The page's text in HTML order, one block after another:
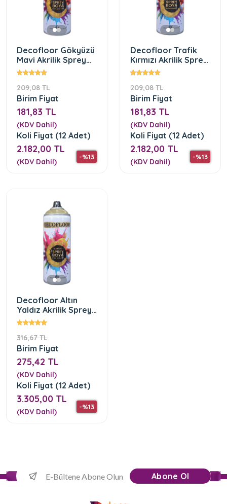
Decofloor Gökyüzü
Mavi Akrilik Sprey
Boya
209,08 TL
-%13
Birim Fiyat
181,83 TL
(KDV Dahil)
Koli Fiyat (12 Adet)
2.182,00 TL
(KDV Dahil)
Decofloor Trafik
Kırmızı Akrilik Sprey
Boya
209,08 TL
-%13
Birim Fiyat
181,83 TL
(KDV Dahil)
Koli Fiyat (12 Adet)
2.182,00 TL
(KDV Dahil)
Decofloor Altın
Yaldız Akrilik Sprey
Boya
316,67 TL
-%13
Birim Fiyat
275,42 TL
(KDV Dahil)
Koli Fiyat (12 Adet)
3.305,00 TL
(KDV Dahil)
Abone Ol